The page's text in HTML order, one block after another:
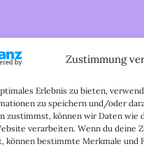
Zustimmung
Erlebnis zu bieten,
zu speichern und/oder
zustimmst, können wir Daten wie
verarbeiten. Wenn du deine
können bestimmte Merkmale und